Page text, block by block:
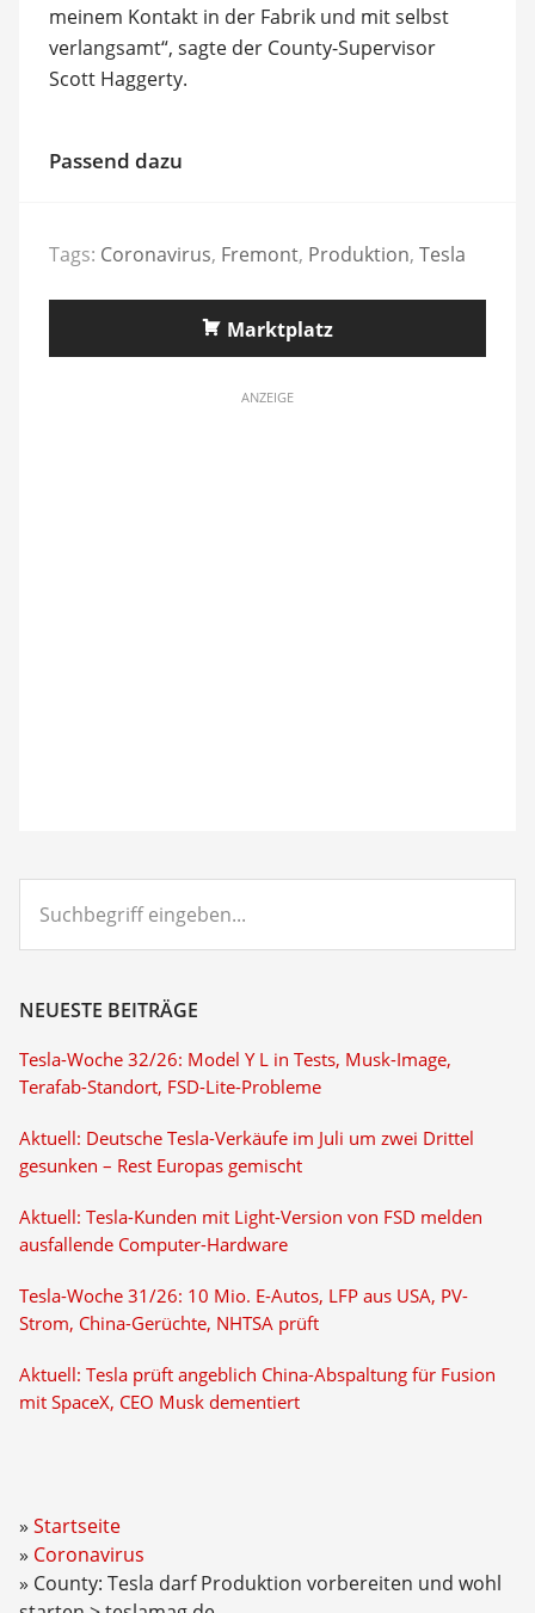
meinem Kontakt in der Fabrik und mit selbst
verlangsamt“, sagte der County-Supervisor
Scott Haggerty.
Passend dazu
Tags: Coronavirus, Fremont, Produktion, Tesla
Marktplatz
ANZEIGE
eingeben...
NEUESTE BEITRÄGE
Tesla-Woche 32/26: Model Y L in Tests, Musk-Image,
Terafab-Standort, FSD-Lite-Probleme
Aktuell: Deutsche Tesla-Verkäufe im Juli um zwei Drittel
gesunken – Rest Europas gemischt
Aktuell: Tesla-Kunden mit Light-Version von FSD melden
ausfallende Computer-Hardware
Tesla-Woche 31/26: 10 Mio. E-Autos, LFP aus USA, PV-
Strom, China-Gerüchte, NHTSA prüft
Aktuell: Tesla prüft angeblich China-Abspaltung für Fusion
mit SpaceX, CEO Musk dementiert
Startseite
Coronavirus
County: Tesla darf Produktion vorbereiten und wohl